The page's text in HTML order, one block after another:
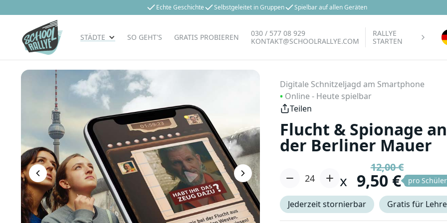
Echte Geschichte Selbstgeleitet in Gruppen Spielbar auf allen Geräten
STÄDTE SO GEHT'S GRATIS PROBIEREN
RALLYE
STARTEN
030 / 577 08 929
KONTAKT@SCHOOLRALLYE.COM
Navigiert euch zur nächsten Station
Digitale Schnitzeljagd am Smartphone
• Online - Heute spielbar
Teilen
Flucht & Spionage an
der Berliner Mauer
12,00 €
x 9,50 € pro Schüler
Jederzeit stornierbar Gratis für